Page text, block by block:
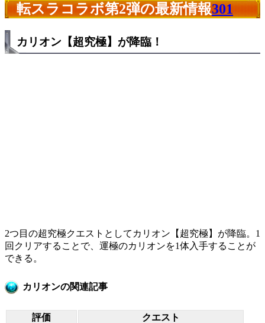
転スラコラボ第2弾の最新情報301
カリオン【超究極】が降臨！
2つ目の超究極クエストとしてカリオン【超究極】が降臨。1
回クリアすることで、運極のカリオンを1体入手することが
できる。
カリオンの関連記事
評価 クエスト